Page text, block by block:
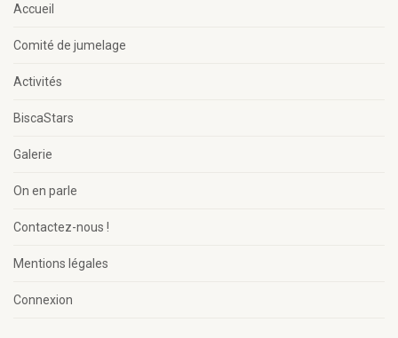
Accueil
Comité de jumelage
Activités
BiscaStars
Galerie
On en parle
Contactez-nous !
Mentions légales
Connexion